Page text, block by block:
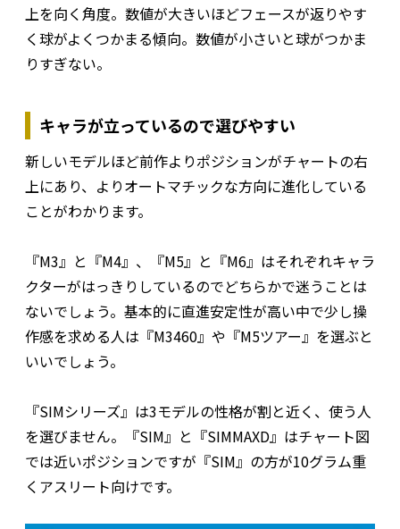
上を向く角度。数値が大きいほどフェースが返りやす
く球がよくつかまる傾向。数値が小さいと球がつかま
りすぎない。
キャラが立っているので選びやすい
新しいモデルほど前作よりポジションがチャートの右
上にあり、よりオートマチックな方向に進化している
ことがわかります。
『M3』と『M4』、『M5』と『M6』はそれぞれキャラ
クターがはっきりしているのでどちらかで迷うことは
ないでしょう。基本的に直進安定性が高い中で少し操
作感を求める人は『M3460』や『M5ツアー』を選ぶと
いいでしょう。
『SIMシリーズ』は3モデルの性格が割と近く、使う人
を選びません。『SIM』と『SIMMAXD』はチャート図
では近いポジションですが『SIM』の方が10グラム重
くアスリート向けです。